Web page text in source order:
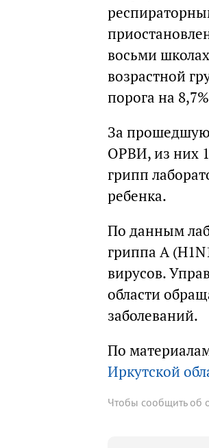
восьми
возрастной
порога на
За прошедшую
ОРВИ, из них
грипп
ребенка.
По данным
гриппа А
вирусов.
области
заболеваний.
По
Иркутской
Чтобы сообщить об